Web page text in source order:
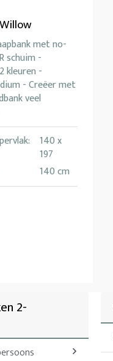
met no-
schuim -
kleuren -
- Creëer met
veel
140 x
197
140 cm
2-